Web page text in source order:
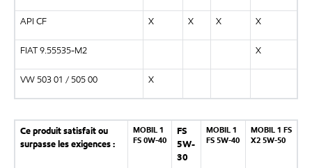
API CF X X X X
FIAT 9.55535-M2 X
VW 503 01 / 505 00 X
Ce produit satisfait ou
surpasse les exigences :
MOBIL 1
FS 0W-40
FS
5W-
30
MOBIL 1
FS 5W-40
MOBIL 1 FS
X2 5W-50